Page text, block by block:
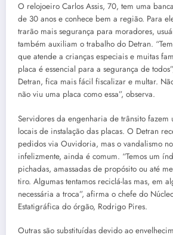
O relojoeiro Carlos Assis, 70, tem uma
de 30 anos e conhece bem a região. Para
trarão mais segurança para moradores,
também auxiliam o trabalho do Detran.
que atende a crianças especiais e muitas
placa é essencial para a segurança de
Detran, fica mais fácil fiscalizar e multar.
não viu uma placa como essa”, observa.
Servidores da engenharia de trânsito fazem
locais de instalação das placas. O Detran
pedidos via Ouvidoria, mas o vandalismo
infelizmente, ainda é comum. “Temos um
pichadas, amassadas de propósito ou até
tiro. Algumas tentamos reciclá-las mas, em
necessária a troca”, afirma o chefe do
Estatigráfica do órgão, Rodrigo Pires.
Outras são substituídas devido ao